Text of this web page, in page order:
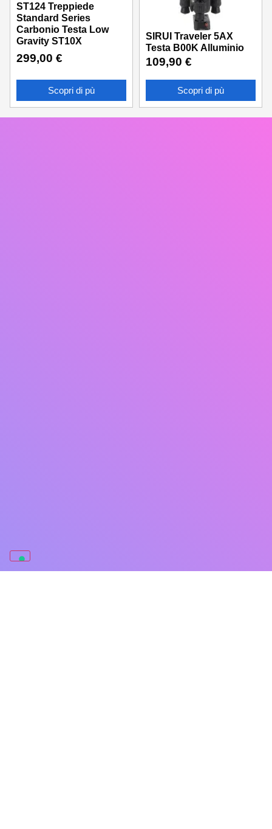
ST124 Treppiede
Standard Series
Carbonio Testa Low
Gravity ST10X
299,00 €
Scopri di pù
SIRUI Traveler 5AX
Testa B00K Alluminio
109,90 €
Scopri di pù